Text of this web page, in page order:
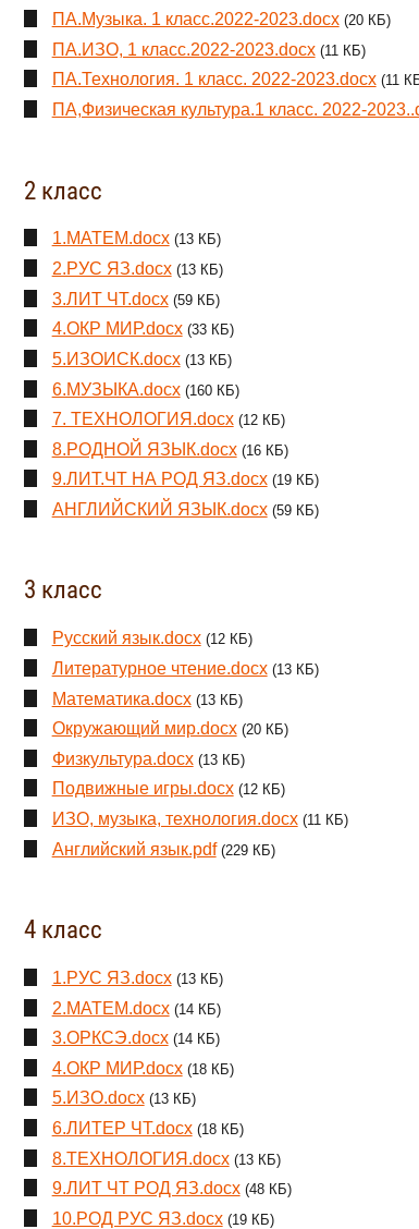
ПА.Музыка. 1 класс.2022-2023.docx (20 КБ)
ПА.ИЗО, 1 класс.2022-2023.docx (11 КБ)
ПА.Технология. 1 класс. 2022-2023.docx (11
ПА,Физическая культура.1 класс. 2022-
2 класс
1.МАТЕМ.docx (13 КБ)
2.РУС ЯЗ.docx (13 КБ)
3.ЛИТ ЧТ.docx (59 КБ)
4.ОКР МИР.docx (33 КБ)
5.ИЗОИСК.docx (13 КБ)
6.МУЗЫКА.docx (160 КБ)
7. ТЕХНОЛОГИЯ.docx (12 КБ)
8.РОДНОЙ ЯЗЫК.docx (16 КБ)
9.ЛИТ.ЧТ НА РОД ЯЗ.docx (19 КБ)
АНГЛИЙСКИЙ ЯЗЫК.docx (59 КБ)
3 класс
Русский язык.docx (12 КБ)
Литературное чтение.docx (13 КБ)
Математика.docx (13 КБ)
Окружающий мир.docx (20 КБ)
Физкультура.docx (13 КБ)
Подвижные игры.docx (12 КБ)
ИЗО, музыка, технология.docx (11 КБ)
Английский язык.pdf (229 КБ)
4 класс
1.РУС ЯЗ.docx (13 КБ)
2.МАТЕМ.docx (14 КБ)
3.ОРКСЭ.docx (14 КБ)
4.ОКР МИР.docx (18 КБ)
5.ИЗО.docx (13 КБ)
6.ЛИТЕР ЧТ.docx (18 КБ)
8.ТЕХНОЛОГИЯ.docx (13 КБ)
9.ЛИТ ЧТ РОД ЯЗ.docx (48 КБ)
10.РОД РУС ЯЗ.docx (19 КБ)